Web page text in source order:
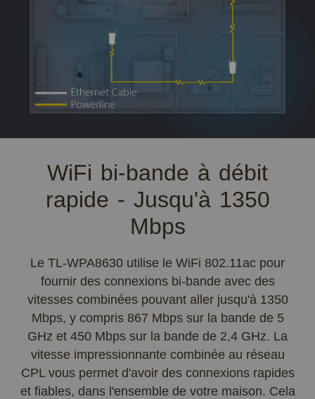
WiFi bi-bande à débit
rapide - Jusqu'à 1350
Mbps
Le TL-WPA8630 utilise le WiFi 802.11ac pour
fournir des connexions bi-bande avec des
vitesses combinées pouvant aller jusqu'à 1350
Mbps, y compris 867 Mbps sur la bande de 5
GHz et 450 Mbps sur la bande de 2,4 GHz. La
vitesse impressionnante combinée au réseau
CPL vous permet d'avoir des connexions rapides
et fiables, dans l'ensemble de votre maison. Cela